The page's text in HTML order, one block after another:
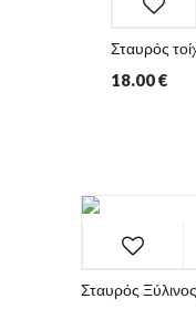
Σταυρός
18.00€
Σταυρός